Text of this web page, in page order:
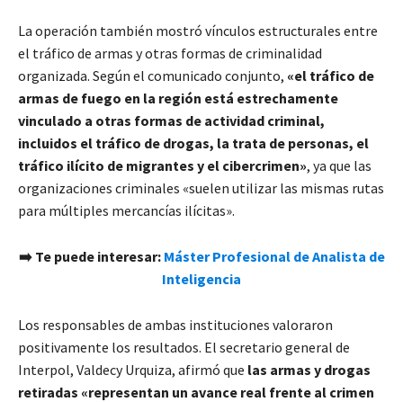
La operación también mostró vínculos estructurales entre
el tráfico de armas y otras formas de criminalidad
organizada. Según el comunicado conjunto, «el tráfico de
armas de fuego en la región está estrechamente
vinculado a otras formas de actividad criminal,
incluidos el tráfico de drogas, la trata de personas, el
tráfico ilícito de migrantes y el cibercrimen», ya que las
organizaciones criminales «suelen utilizar las mismas rutas
para múltiples mercancías ilícitas».
➡️ Te puede interesar: Máster Profesional de Analista de
Inteligencia
Los responsables de ambas instituciones valoraron
positivamente los resultados. El secretario general de
Interpol, Valdecy Urquiza, afirmó que las armas y drogas
retiradas «representan un avance real frente al crimen